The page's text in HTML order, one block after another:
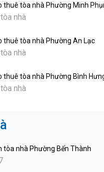
thuê tòa nhà Phường Minh
nhà
thuê tòa nhà Phường An Lạc
nhà
thuê tòa nhà Phường Bình
nhà
tòa nhà Phường Bến Thành